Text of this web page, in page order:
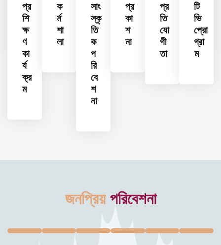
প্র
শি
ক্ষ
ণ
কা
র্য
ক্র
ম
ক
র্ম
শা
লা
সাং
স্কৃ
তি
ক
প
রি
বে
শ
না
প্র
কা
শ
না
প্র
তি
যো
গী
তা
টি
ভি
প্রো
গ্রা
ম
জনপ্রিয় পরিবেশনা